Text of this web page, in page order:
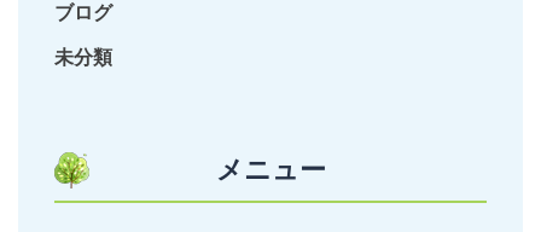
ブログ
未分類
メニュー